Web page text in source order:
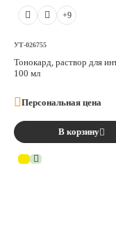
+9
УТ-026755
Тонокард, раствор для
100 мл
Персональная цена
В корзину